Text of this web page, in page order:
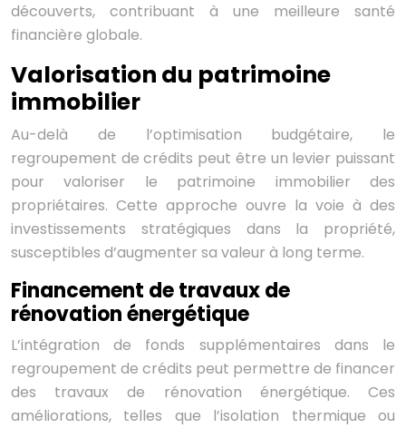
découverts, contribuant à une meilleure santé
financière globale.
Valorisation du patrimoine
immobilier
Au-delà de l’optimisation budgétaire, le
regroupement de crédits peut être un levier puissant
pour valoriser le patrimoine immobilier des
propriétaires. Cette approche ouvre la voie à des
investissements stratégiques dans la propriété,
susceptibles d’augmenter sa valeur à long terme.
Financement de travaux de
rénovation énergétique
L’intégration de fonds supplémentaires dans le
regroupement de crédits peut permettre de financer
des travaux de rénovation énergétique. Ces
améliorations, telles que l’isolation thermique ou